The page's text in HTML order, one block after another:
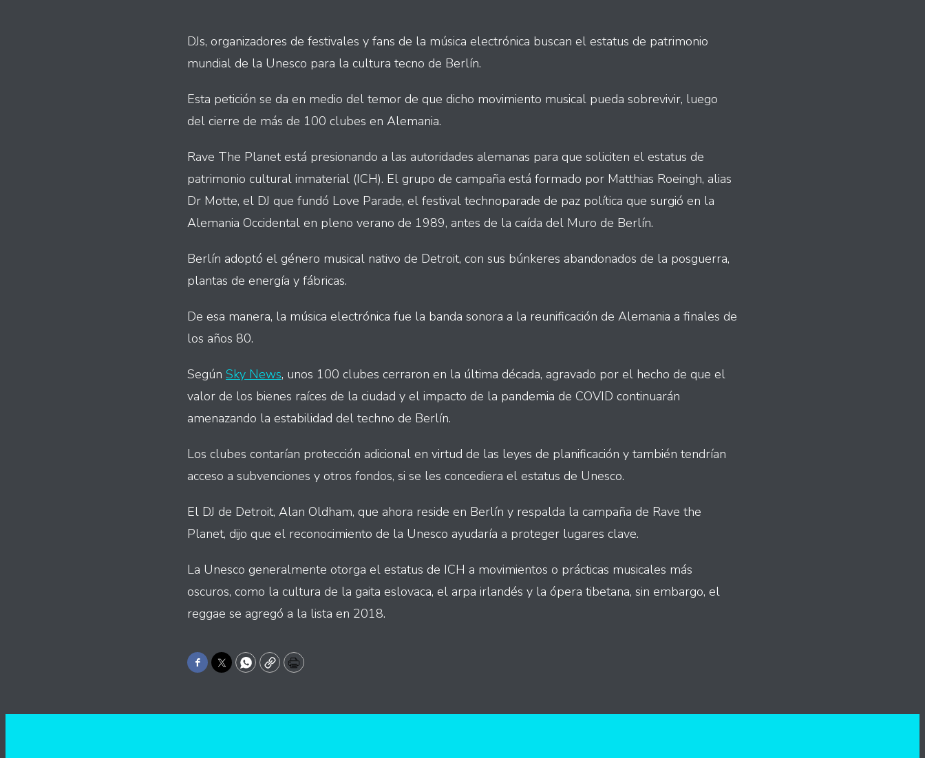
DJs, organizadores de festivales y fans de la música electrónica buscan el estatus de patrimonio
mundial de la Unesco para la cultura tecno de Berlín.
Esta petición se da en medio del temor de que dicho movimiento musical pueda sobrevivir, luego
del cierre de más de 100 clubes en Alemania.
Rave The Planet está presionando a las autoridades alemanas para que soliciten el estatus de
patrimonio cultural inmaterial (ICH). El grupo de campaña está formado por Matthias Roeingh, alias
Dr Motte, el DJ que fundó Love Parade, el festival technoparade de paz política que surgió en la
Alemania Occidental en pleno verano de 1989, antes de la caída del Muro de Berlín.
Berlín adoptó el género musical nativo de Detroit, con sus búnkeres abandonados de la posguerra,
plantas de energía y fábricas.
De esa manera, la música electrónica fue la banda sonora a la reunificación de Alemania a finales de
los años 80.
Según Sky News, unos 100 clubes cerraron en la última década, agravado por el hecho de que el
valor de los bienes raíces de la ciudad y el impacto de la pandemia de COVID continuarán
amenazando la estabilidad del techno de Berlín.
Los clubes contarían protección adicional en virtud de las leyes de planificación y también tendrían
acceso a subvenciones y otros fondos, si se les concediera el estatus de Unesco.
El DJ de Detroit, Alan Oldham, que ahora reside en Berlín y respalda la campaña de Rave the
Planet, dijo que el reconocimiento de la Unesco ayudaría a proteger lugares clave.
La Unesco generalmente otorga el estatus de ICH a movimientos o prácticas musicales más
oscuros, como la cultura de la gaita eslovaca, el arpa irlandés y la ópera tibetana, sin embargo, el
reggae se agregó a la lista en 2018.
Facebook
TwitterWhatsApp
CopyPrint